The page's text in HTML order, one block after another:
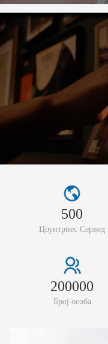
500
Цоунтриес Сервед
200000
Број особа